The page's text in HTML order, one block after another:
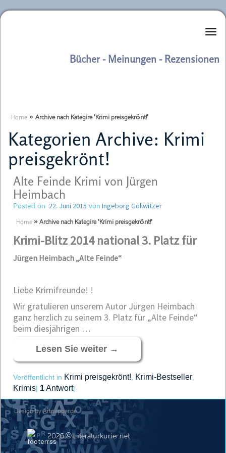
Literaturkurier.net
Bücher - Meinungen - Rezensionen
Home » Archive nach Kategire 'Krimi preisgekrönt!'
Kategorien Archive: Krimi
preisgekrönt!
Alte Feinde Krimi von Jürgen
Heimbach
Posted on 22. Juni 2015 von Ingeborg Gollwitzer
Home » Archive nach Kategire 'Krimi preisgekrönt!'
Krimi-Blitz 2014 national3. Platz für
Jürgen Heimbach „Alte Feinde“
Liebe Krimifreunde! !
Wir gratulieren unserem Autor Jürgen Heimbach
ganz herzlich zu seinem 3. Platz für „Alte Feinde“
beim diesjährigen …
Lesen Sie weiter →
Veröffentlicht in Krimi preisgekrönt! Krimi-Bestseller
Krimis| 1Antwort|
2026 © Literaturkurier.net
Design by Artpepper.de